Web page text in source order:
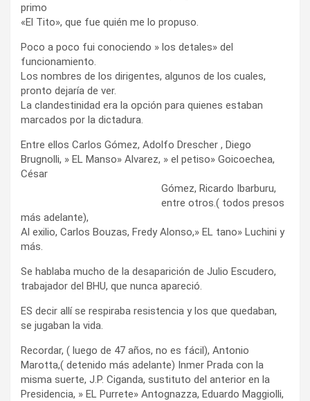
primo
«El Tito», que fue quién me lo propuso.
Poco a poco fui conociendo » los detales» del
funcionamiento.
Los nombres de los dirigentes, algunos de los cuales,
pronto dejaría de ver.
La clandestinidad era la opción para quienes estaban
marcados por la dictadura.
Entre ellos Carlos Gómez, Adolfo Drescher , Diego
Brugnolli, » EL Manso» Alvarez, » el petiso» Goicoechea,
César
Gómez, Ricardo Ibarburu,
entre otros.( todos presos
más adelante),
Al exilio, Carlos Bouzas, Fredy Alonso,» EL tano» Luchini y
más.
Se hablaba mucho de la desaparición de Julio Escudero,
trabajador del BHU, que nunca apareció.
ES decir allí se respiraba resistencia y los que quedaban,
se jugaban la vida.
Recordar, ( luego de 47 años, no es fácil), Antonio
Marotta,( detenido más adelante) Inmer Prada con la
misma suerte, J.P. Ciganda, sustituto del anterior en la
Presidencia, » EL Purrete» Antognazza, Eduardo Maggiolli,